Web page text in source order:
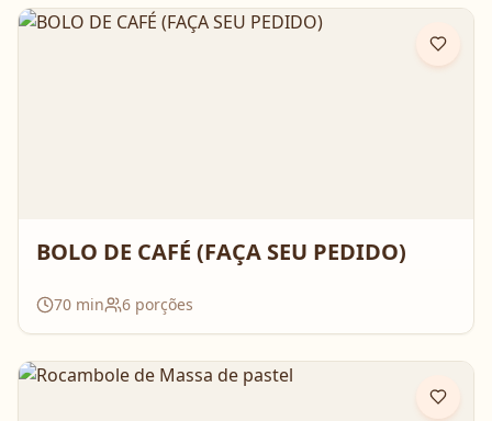
BOLO DE CAFÉ (FAÇA SEU PEDIDO)
70 min 6 porções